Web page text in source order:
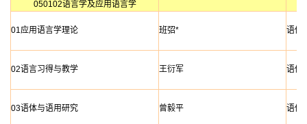
050102语言学及应用语言学
01应用语言学理论 班弨* 语体
02语言习得与教学 王衍军 语体
03语体与语用研究 曾毅平 语体